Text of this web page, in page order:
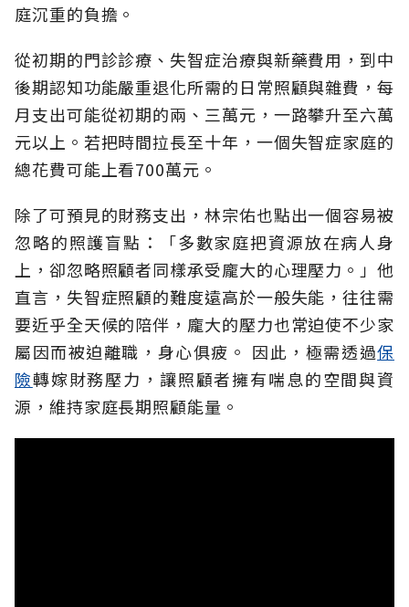
庭沉重的負擔。
從初期的門診診療、失智症治療與新藥費用，到中
後期認知功能嚴重退化所需的日常照顧與雜費，每
月支出可能從初期的兩、三萬元，一路攀升至六萬
元以上。若把時間拉長至十年，一個失智症家庭的
總花費可能上看700萬元。
除了可預見的財務支出，林宗佑也點出一個容易被
忽略的照護盲點：「多數家庭把資源放在病人身
上，卻忽略照顧者同樣承受龐大的心理壓力。」他
直言，失智症照顧的難度遠高於一般失能，往往需
要近乎全天候的陪伴，龐大的壓力也常迫使不少家
屬因而被迫離職，身心俱疲。 因此，極需透過保
險轉嫁財務壓力，讓照顧者擁有喘息的空間與資
源，維持家庭長期照顧能量。